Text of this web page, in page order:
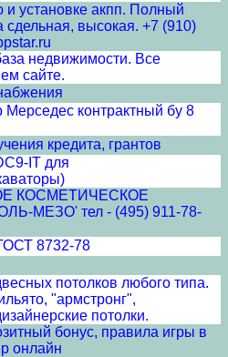
и установке акпп. Полный
сдельная, высокая. +7 (910)
недвижимости. Все
сайте.
Мерседес контрактный бу 8
кредита, грантов
IT для
КОСМЕТИЧЕСКОЕ
МЕЗО' тел - (495) 911-78-
8732-78
потолков любого типа.
"армстронг",
потолки.
бонус, правила игры в
онлайн